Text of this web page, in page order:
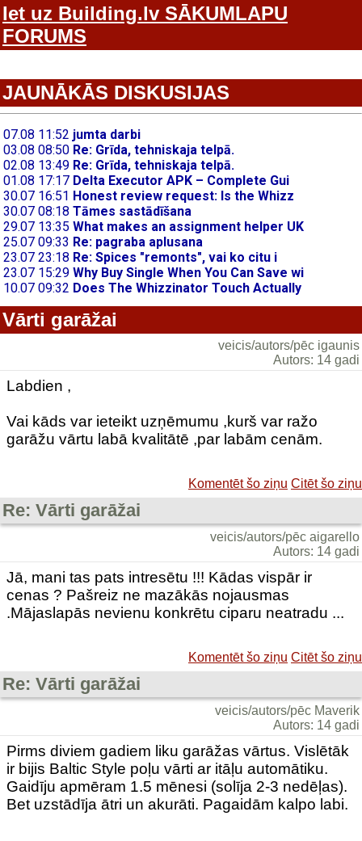
Iet uz Building.lv SĀKUMLAPU
FORUMS
JAUNĀKĀS DISKUSIJAS
Vārti garāžai
veicis/autors/pēc igaunis
Autors: 14 gadi
Labdien ,
Vai kāds var ieteikt uzņēmumu ,kurš var ražo
garāžu vārtu labā kvalitātē ,par labām cenām.
Komentēt šo ziņu Citēt šo ziņu
Re: Vārti garāžai
veicis/autors/pēc aigarello
Autors: 14 gadi
Jā, mani tas pats intresētu !!! Kādas vispār ir
cenas ? Pašreiz ne mazākās nojausmas
.Mājaslapās nevienu konkrētu ciparu neatradu ...
Komentēt šo ziņu Citēt šo ziņu
Re: Vārti garāžai
veicis/autors/pēc Maverik
Autors: 14 gadi
Pirms diviem gadiem liku garāžas vārtus. Vislētāk
ir bijis Baltic Style poļu vārti ar itāļu automātiku.
Gaidīju apmēram 1.5 mēnesi (solīja 2-3 nedēļas).
Bet uzstādīja ātri un akurāti. Pagaidām kalpo labi.